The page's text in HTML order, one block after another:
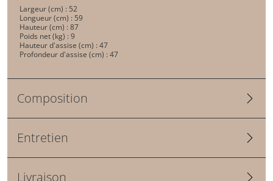
Largeur (cm) : 52
Longueur (cm) : 59
Hauteur (cm) : 87
Poids net (kg) : 9
Hauteur d'assise (cm) : 47
Profondeur d'assise (cm) : 47
Composition
Entretien
Livraison